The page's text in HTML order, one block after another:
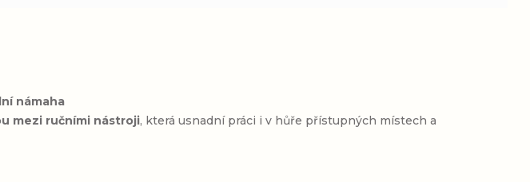
námaha
mezi ručními nástroji, která usnadní práci i v hůře přístupných místech a